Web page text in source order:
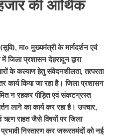
की आर्थिक
मा० मुख्यमंत्री के मार्गदर्शन एवं
प्रशासन देहरादून द्वारा
के कल्याण हेतु संवेदनशीलता, तत्परता
कार्य किया जा रहा है। जिला प्रशासन
न रहकर पीड़ित एवं संकटग्रस्त
लाने का कार्य कर रहा है। उपचार,
ऋण राहत जैसे विषयों पर जिला
निस्तारण कर जरूरतमंदों को नई